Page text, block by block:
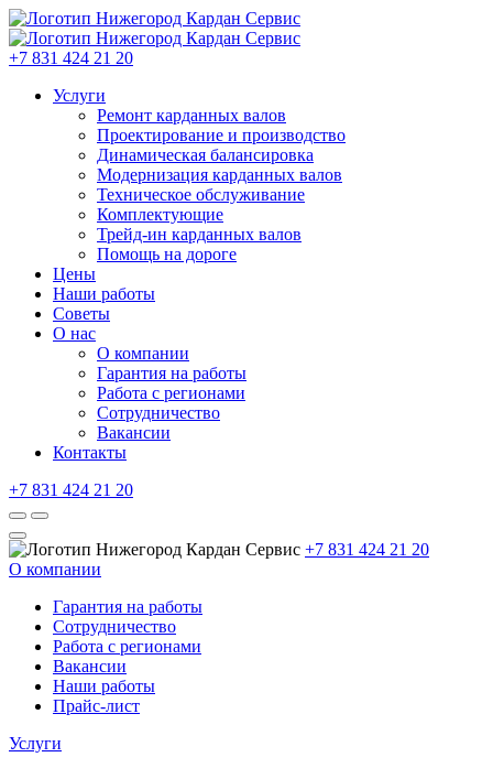
+7 831 424 21 20
Услуги
Ремонт карданных валов
Проектирование и производство
Динамическая балансировка
Модернизация карданных валов
Техническое обслуживание
Комплектующие
Трейд-ин карданных валов
Помощь на дороге
Цены
Наши работы
Советы
О нас
О компании
Гарантия на работы
Работа с регионами
Сотрудничество
Вакансии
Контакты
+7 831 424 21 20
+7 831 424 21 20
О компании
Гарантия на работы
Сотрудничество
Работа с регионами
Вакансии
Наши работы
Прайс-лист
Услуги